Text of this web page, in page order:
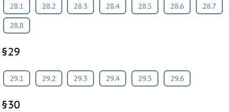
28.1 28.2 28.3 28.4 28.5 28.6 28.7
28.8
§29
29.1 29.2 29.3 29.4 29.5 29.6
§30